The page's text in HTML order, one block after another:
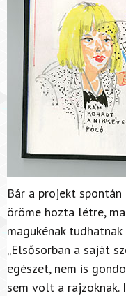
Bár a projekt
öröme hozta létre,
magukénak
„Elsősorban a saját
egészet, nem is
sem volt a